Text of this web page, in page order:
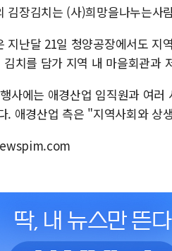
김장김치는 (사)희망을나누는사
지난달 21일 청양공장에서도 지
김치를 담가 지역 내 마을회관과
사에는 애경산업 임직원과 여
. 애경산업 측은 "지역사회와 상